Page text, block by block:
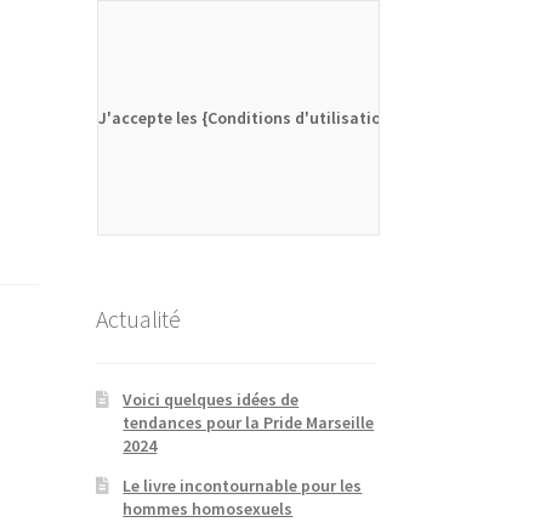
J'accepte les {Conditions d'utilisation}
Actualité
Voici quelques idées de
tendances pour la Pride Marseille
2024
Le livre incontournable pour les
hommes homosexuels